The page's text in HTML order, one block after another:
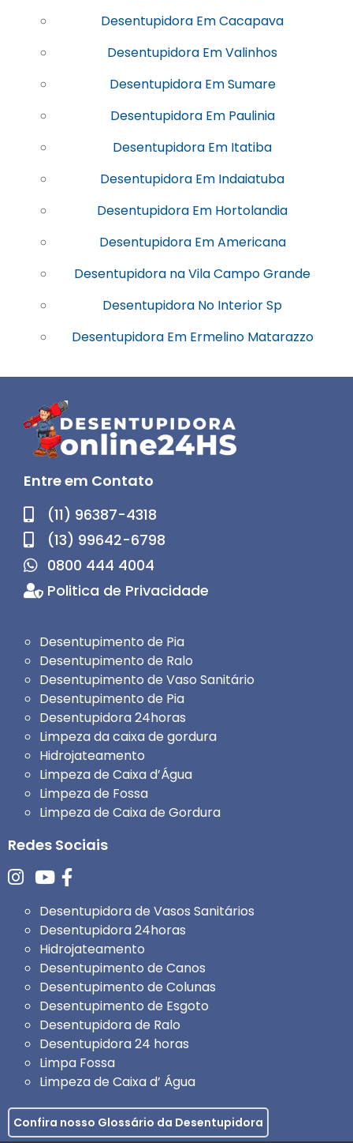
Desentupidora Em Cacapava
Desentupidora Em Valinhos
Desentupidora Em Sumare
Desentupidora Em Paulinia
Desentupidora Em Itatiba
Desentupidora Em Indaiatuba
Desentupidora Em Hortolandia
Desentupidora Em Americana
Desentupidora na Vila Campo Grande
Desentupidora No Interior Sp
Desentupidora Em Ermelino Matarazzo
Entre em Contato
(11) 96387-4318
(13) 99642-6798
0800 444 4004
Politica de Privacidade
Desentupimento de Pia
Desentupimento de Ralo
Desentupimento de Vaso Sanitário
Desentupimento de Pia
Desentupidora 24horas
Limpeza da caixa de gordura
Hidrojateamento
Limpeza de Caixa d’Água
Limpeza de Fossa
Limpeza de Caixa de Gordura
Redes Sociais
Desentupidora de Vasos Sanitários
Desentupidora 24horas
Hidrojateamento
Desentupimento de Canos
Desentupimento de Colunas
Desentupimento de Esgoto
Desentupidora de Ralo
Desentupidora 24 horas
Limpa Fossa
Limpeza de Caixa d’ Água
Confira nosso Glossário da Desentupidora